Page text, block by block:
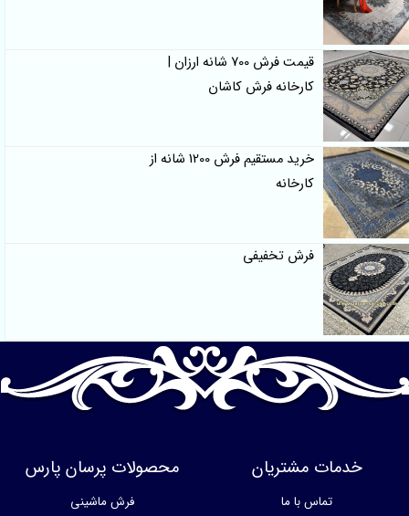
قیمت فرش 700 شانه ارزان |
کارخانه فرش کاشان
خرید مستقیم فرش 1200 شانه از
کارخانه
فرش تخفیفی
خدمات مشتریان
تماس با ما
محصولات پرسان پارس
فرش ماشینی